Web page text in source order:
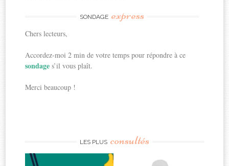
SONDAGE express
Chers lecteurs,
Accordez-moi 2 min de votre temps pour répondre à ce
sondages’il vous plaît.
Merci beaucoup !
LES PLUS consultés